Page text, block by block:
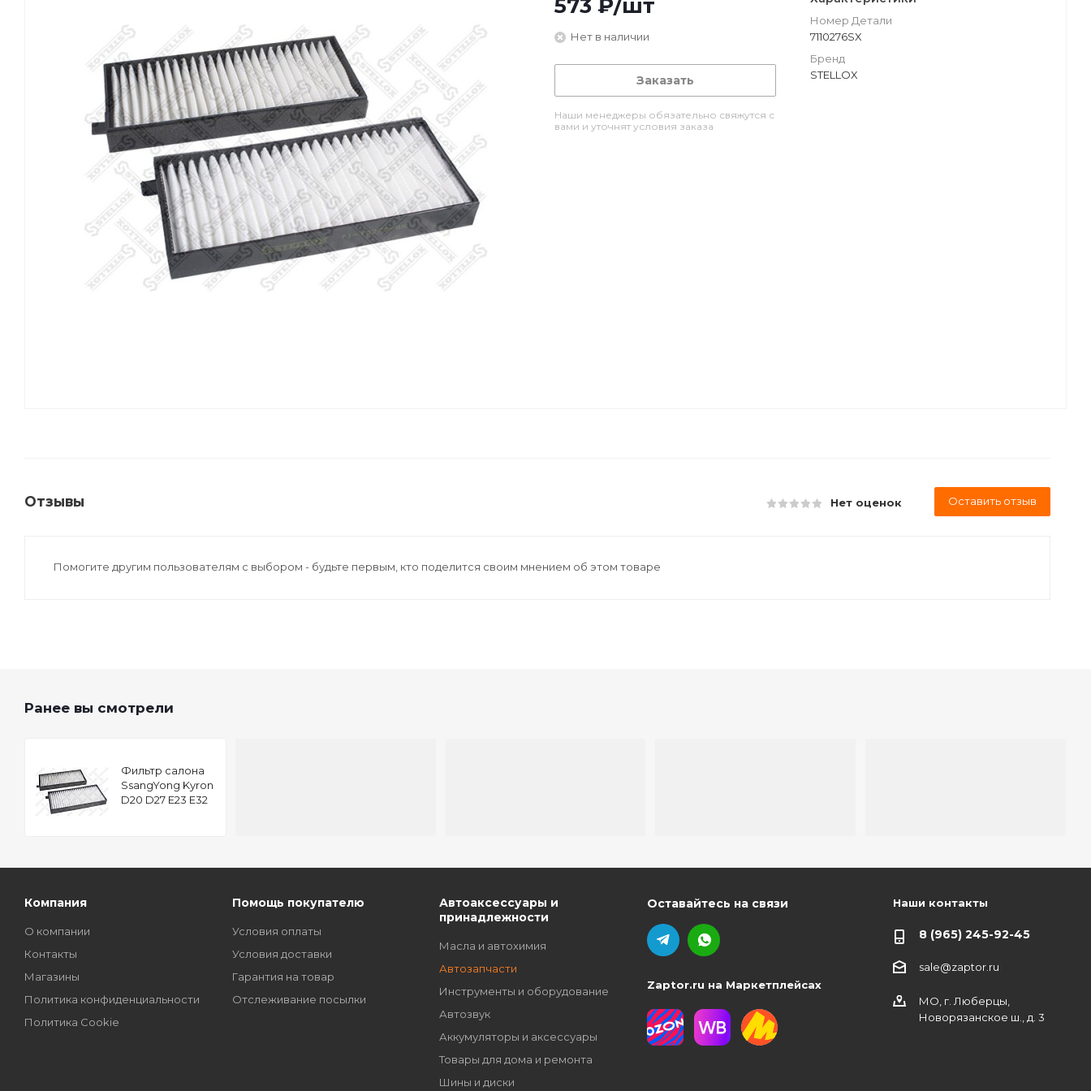
573 ₽/шт
Нет в наличии
Заказать
Наши менеджеры обязательно свяжутся с
вами и уточнят условия заказа
Номер Детали
7110276SX
Бренд
STELLOX
Отзывы Нет оценок Оставить отзыв
Помогите другим пользователям с выбором - будьте первым, кто поделится своим мнением об этом товаре
Ранее вы смотрели
Фильтр салона
SsangYong Kyron
D20 D27 E23 E32
Компания
О компании
Контакты
Магазины
Политика конфиденциальности
Политика Cookie
Помощь покупателю
Условия оплаты
Условия доставки
Гарантия на товар
Отслеживание посылки
Автоаксессуары и
принадлежности
Масла и автохимия
Автозапчасти
Инструменты и оборудование
Автозвук
Аккумуляторы и аксессуары
Товары для дома и ремонта
Шины и диски
Оставайтесь на связи
Zaptor.ru на Маркетплейсах
Наши контакты
8 (965) 245-92-45
sale@zaptor.ru
МО, г. Люберцы,
Новорязанское ш., д. 3